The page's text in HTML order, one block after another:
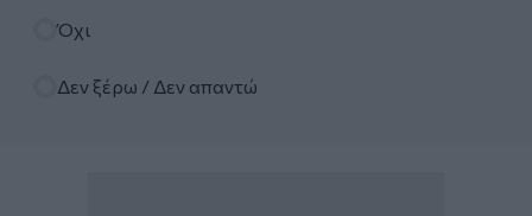
Όχι
Δεν ξέρω / Δεν απαντώ